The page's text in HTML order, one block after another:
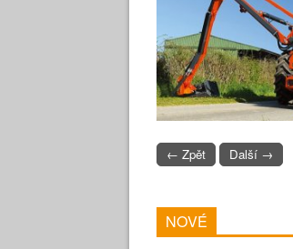
← Zpět Další →
NOVÉ